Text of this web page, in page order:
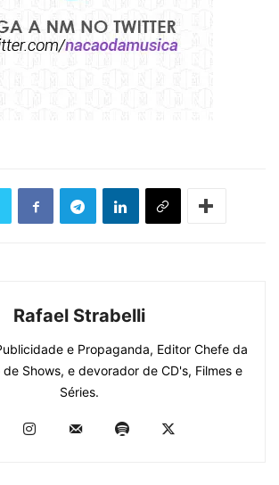
Rafael Strabelli
e Propaganda, Editor Chefe da
Shows, e devorador de CD's, Filmes e
Séries.